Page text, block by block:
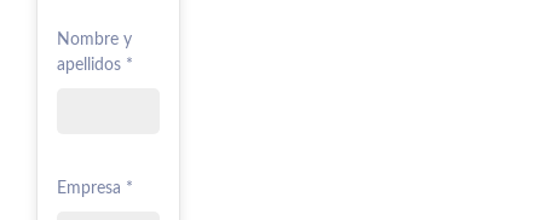
Nombre y
apellidos *
Empresa *